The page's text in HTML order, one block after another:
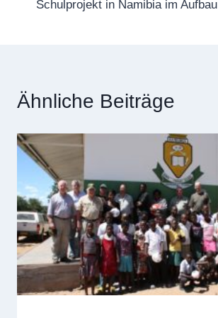
Schulprojekt in Namibia im Aufbau
Ähnliche Beiträge